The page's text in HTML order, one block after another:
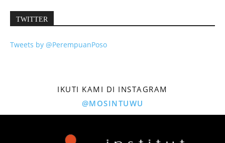
TWITTER
Tweets by @PerempuanPoso
IKUTI KAMI DI INSTAGRAM
@MOSINTUWU